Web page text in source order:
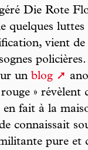
Die Rote
quelques
vient
un blog
» révèlent
en fait à la
connaissait
pure et